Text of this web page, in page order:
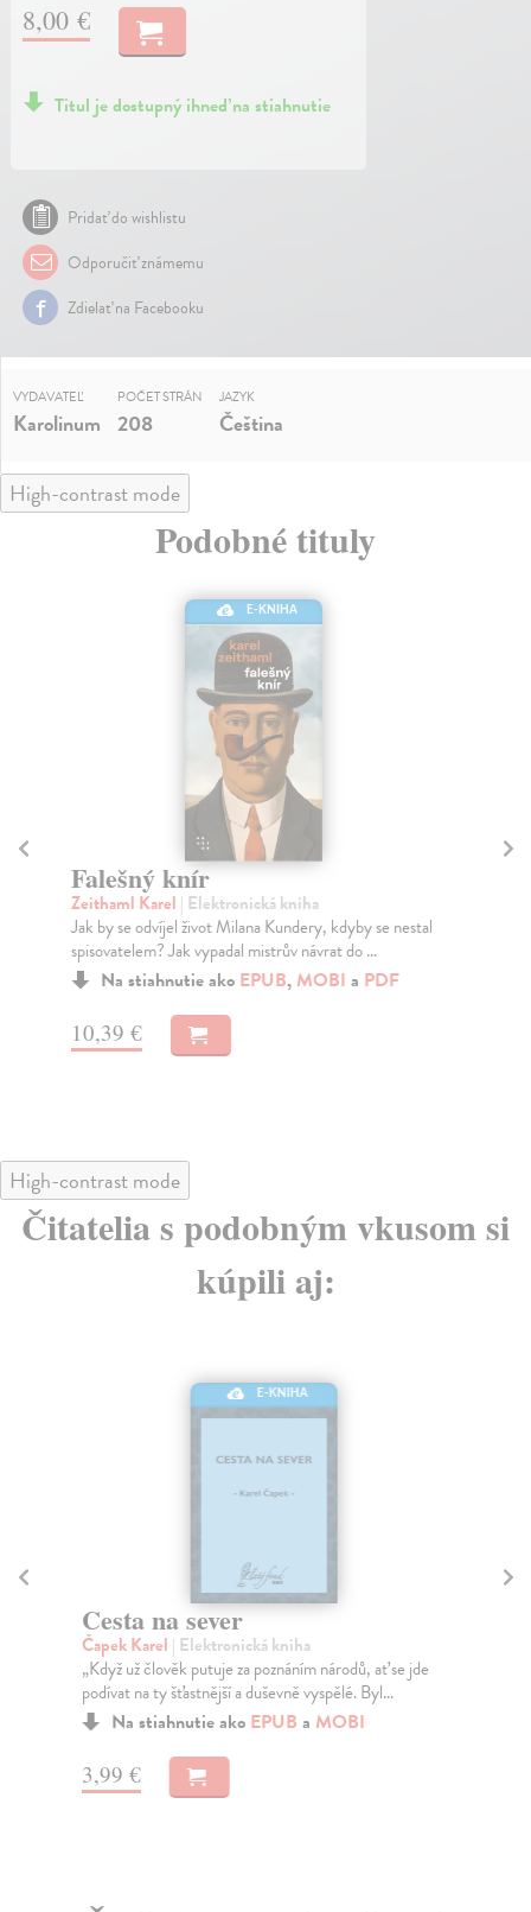
8,00 €
Titul je dostupný ihneď na stiahnutie
Pridať do wishlistu
Odporučiť známemu
Zdielať na Facebooku
VYDAVATEĽ
Karolinum
POČET STRÁN
208
JAZYK
Čeština
High-contrast mode
Podobné tituly
E-KNIHA
Falešný knír
Zeithaml Karel | Elektronická kniha
Jak by se odvíjel život Milana Kundery, kdyby se nestal
spisovatelem? Jak vypadal mistrův návrat do ...
Na stiahnutie ako EPUB, MOBI a PDF
10,39 €
High-contrast mode
Čitatelia s podobným vkusom si
kúpili aj:
E-KNIHA
Cesta na sever
Čapek Karel| Elektronická kniha
„Když už člověk putuje za poznáním národů, ať se jde
podívat na ty šťastnější a duševně vyspělé. Byl...
Na stiahnutie akoEPUBaMOBI
3,99 €